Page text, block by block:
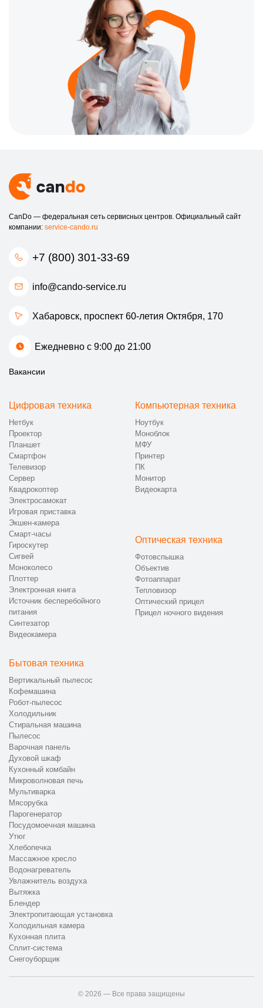
CanDo — федеральная сеть сервисных центров. Официальный сайт
компании: service-cando.ru
+7 (800) 301-33-69
info@cando-service.ru
Хабаровск, проспект 60-летия Октября, 170
Ежедневно с 9:00 до 21:00
Вакансии
Цифровая техника
Нетбук
Проектор
Планшет
Смартфон
Телевизор
Сервер
Квадрокоптер
Электросамокат
Игровая приставка
Экшен-камера
Смарт-часы
Гироскутер
Сигвей
Моноколесо
Плоттер
Электронная книга
Источник бесперебойного
питания
Синтезатор
Видеокамера
Компьютерная техника
Ноутбук
Моноблок
МФУ
Принтер
ПК
Монитор
Видеокарта
Оптическая техника
Фотовспышка
Объектив
Фотоаппарат
Тепловизор
Оптический прицел
Прицел ночного видения
Бытовая техника
Вертикальный пылесос
Кофемашина
Робот-пылесос
Холодильник
Стиральная машина
Пылесос
Варочная панель
Духовой шкаф
Кухонный комбайн
Микроволновая печь
Мультиварка
Мясорубка
Парогенератор
Посудомоечная машина
Утюг
Хлебопечка
Массажное кресло
Водонагреватель
Увлажнитель воздуха
Вытяжка
Блендер
Электропитающая установка
Холодильная камера
Кухонная плита
Сплит-система
Снегоуборщик
© 2026 — Все права защищены